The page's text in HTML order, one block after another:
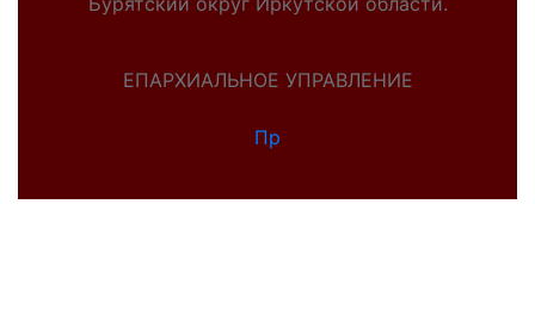
ЕПАРХИАЛЬНОЕ УПРАВЛЕНИЕ
Пр